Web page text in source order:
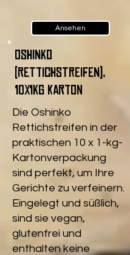
Ansehen
Oshinko
(Rettichstreifen),
10x1kg Karton
Die Oshinko
Rettichstreifen in der
praktischen 10 x 1-kg-
Kartonverpackung
sind perfekt, um Ihre
Gerichte zu verfeinern.
Eingelegt und süßlich,
sind sie vegan,
glutenfrei und
enthalten keine